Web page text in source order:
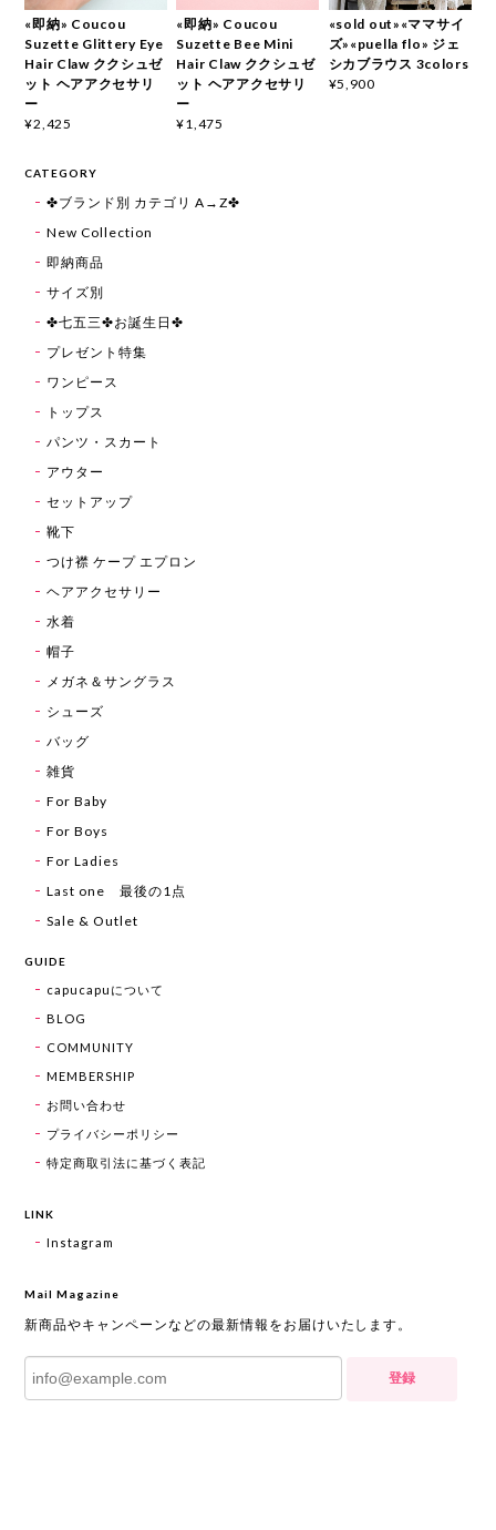
«即納» Coucou
Suzette Glittery Eye
Hair Claw ククシュゼ
ット ヘアアクセサリ
ー
¥2,425
«即納» Coucou
Suzette Bee Mini
Hair Claw ククシュゼ
ット ヘアアクセサリ
ー
¥1,475
«sold out»«ママサイ
ズ»«puella flo» ジェ
シカブラウス 3colors
¥5,900
CATEGORY
✤ブランド別 カテゴリ A→Z✤
New Collection
即納商品
サイズ別
✤七五三✤お誕生日✤
プレゼント特集
ワンピース
トップス
パンツ・スカート
アウター
セットアップ
靴下
つけ襟 ケープ エプロン
ヘアアクセサリー
水着
帽子
メガネ＆サングラス
シューズ
バッグ
雑貨
For Baby
For Boys
For Ladies
Last one 最後の1点
Sale & Outlet
GUIDE
capucapuについて
BLOG
COMMUNITY
MEMBERSHIP
お問い合わせ
プライバシーポリシー
特定商取引法に基づく表記
LINK
Instagram
Mail Magazine
新商品やキャンペーンなどの最新情報をお届けいたします。
登録